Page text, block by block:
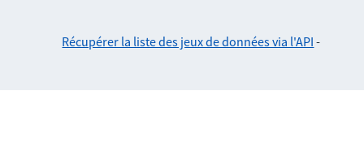
Récupérer la liste des jeux de données via l'API -